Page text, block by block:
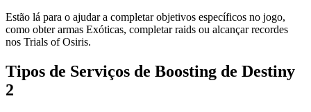
Estão lá para o ajudar a completar objetivos específicos no jogo,
como obter armas Exóticas, completar raids ou alcançar recordes
nos Trials of Osiris.
Tipos de Serviços de Boosting de Destiny
2